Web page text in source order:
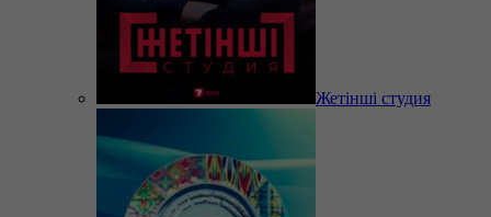
Жетінші студия